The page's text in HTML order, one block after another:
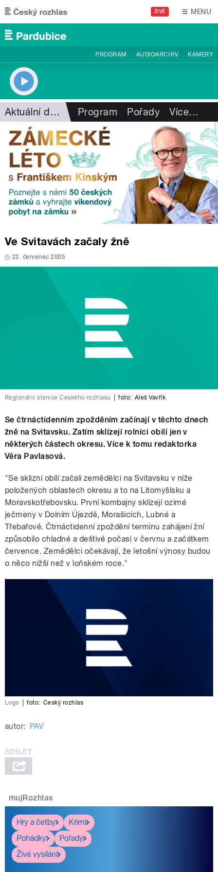
Přejít k hlavnímu obsahu
ŽIVĚ MENU
PROGRAM AUDIOARCHIV KAMERY
Aktuální dění Program Pořady Více…
Ve Svitavách začaly žně
22. červenec 2005
Regionální stanice Českého rozhlasu foto: Aleš Vavřík
Se čtrnáctidenním zpožděním začínají v těchto dnech
žně na Svitavsku. Zatím sklízejí rolníci obilí jen v
některých částech okresu. Více k tomu redaktorka
Věra Pavlasová.
"Se sklizní obilí začali zemědělci na Svitavsku v níže
položených oblastech okresu a to na Litomyšlsku a
Moravskotřebovsku. První kombajny sklízejí ozimé
ječmeny v Dolním Újezdě, Morašicích, Lubné a
Třebařově. Čtrnáctidenní zpoždění termínu zahájení žní
způsobilo chladné a deštivé počasí v červnu a začátkem
července. Zemědělci očekávají, že letošní výnosy budou
o něco nižší než v loňském roce."
Logo foto: Český rozhlas
autor: PAV
mujRozhlas
Hry a četby
Krimi
Pohádky
Pořady
Živé vysílání